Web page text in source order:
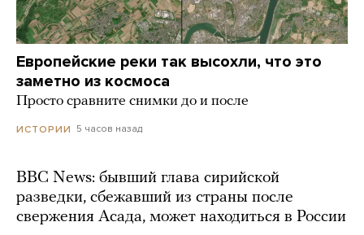
Европейские реки так высохли, что это
заметно из космоса
Просто сравните снимки до и после
ИСТОРИИ 5 часов назад
BBC News: бывший глава сирийской
разведки, сбежавший из страны после
свержения Асада, может находиться в России